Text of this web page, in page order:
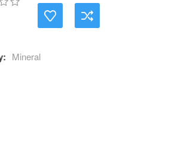
Mineral